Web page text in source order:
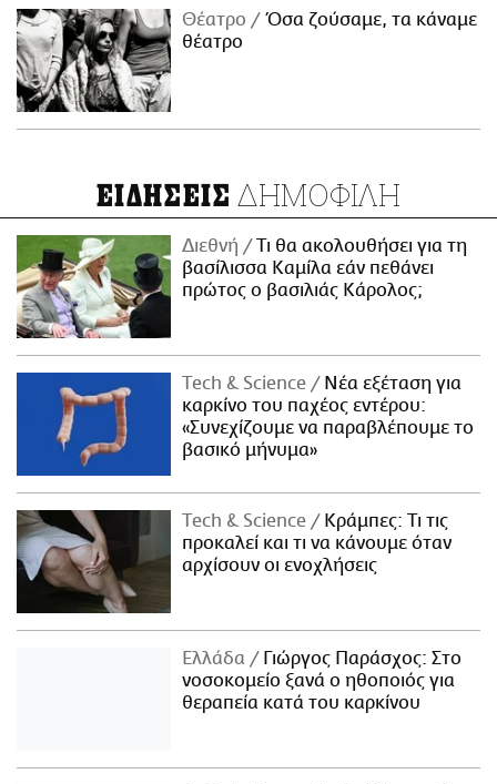
Θέατρο
Όσα ζούσαμε, τα κάναμε
θέατρο
ΕΙΔΗΣΕΙΣ ΔΗΜΟΦΙΛΗ
Διεθνή
Τι θα ακολουθήσει για τη
βασίλισσα Καμίλα εάν πεθάνει
πρώτος ο βασιλιάς Κάρολος;
Τech & Science
Νέα εξέταση για
καρκίνο του παχέος εντέρου:
«Συνεχίζουμε να παραβλέπουμε το
βασικό μήνυμα»
Τech & Science
Κράμπες: Τι τις
προκαλεί και τι να κάνουμε όταν
αρχίσουν οι ενοχλήσεις
Ελλάδα
Γιώργος Παράσχος: Στο
νοσοκομείο ξανά ο ηθοποιός για
θεραπεία κατά του καρκίνου